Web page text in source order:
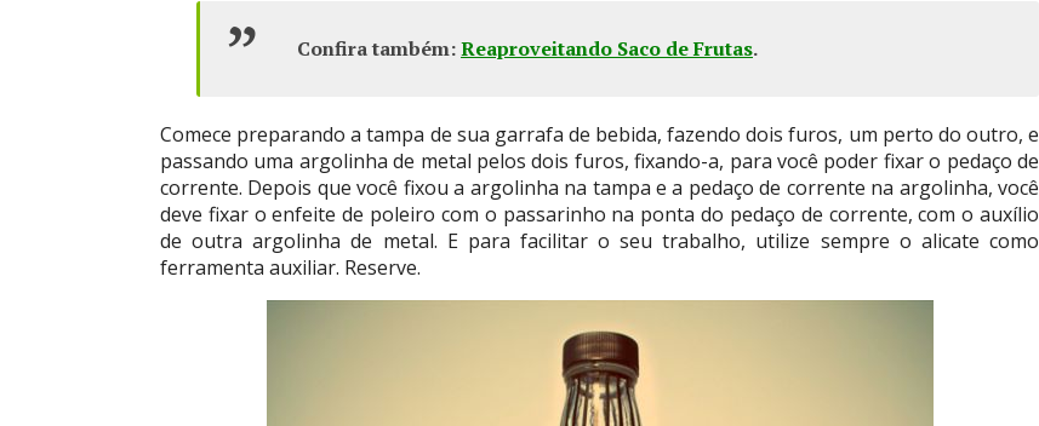
Confira também:Reaproveitando Saco de Frutas.
Comece preparando a tampa de sua garrafa de bebida, fazendo dois furos, um perto do outro, e
passando uma argolinha de metal pelos dois furos, fixando-a, para você poder fixar o pedaço de
corrente. Depois que você fixou a argolinha na tampa e a pedaço de corrente na argolinha, você
deve fixar o enfeite de poleiro com o passarinho na ponta do pedaço de corrente, com o auxílio
de outra argolinha de metal. E para facilitar o seu trabalho, utilize sempre o alicate como
ferramenta auxiliar. Reserve.